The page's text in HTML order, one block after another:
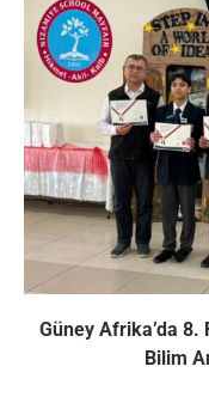
Güney Afrika’da 8.
Bilim